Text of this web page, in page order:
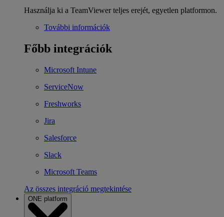
Használja ki a TeamViewer teljes erejét, egyetlen platformon.
További információk
Főbb integrációk
Microsoft Intune
ServiceNow
Freshworks
Jira
Salesforce
Slack
Microsoft Teams
Az összes integráció megtekintése
ONE platform